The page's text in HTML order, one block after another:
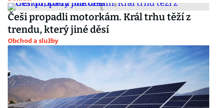
Češi propadli motorkám. Král trhu těží z
trendu, který jiné děsí
Obchod a služby